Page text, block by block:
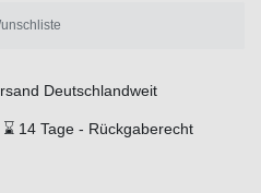
Deutschlandweit
⌛ 14 Tage - Rückgaberecht